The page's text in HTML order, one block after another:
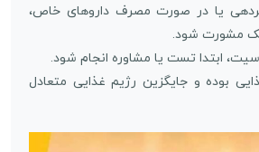
یا در صورت مصرف داروهای خاص،
مشورت شود.
ابتدا تست یا مشاوره انجام شود.
بوده و جایگزین رژیم غذایی متعادل